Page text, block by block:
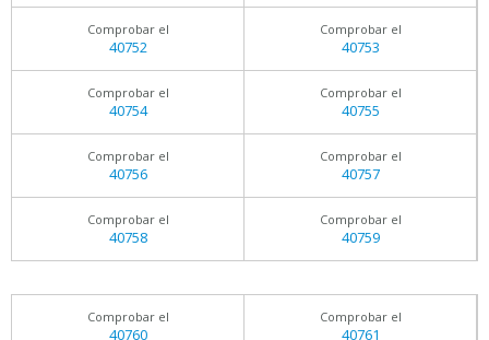
Comprobar el
40752
Comprobar el
40753
Comprobar el
40754
Comprobar el
40755
Comprobar el
40756
Comprobar el
40757
Comprobar el
40758
Comprobar el
40759
Comprobar el
40760
Comprobar el
40761